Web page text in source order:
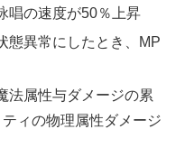
の速度が50％上昇
異常にしたとき、MP
属性与ダメージの累
ィの物理属性ダメージ